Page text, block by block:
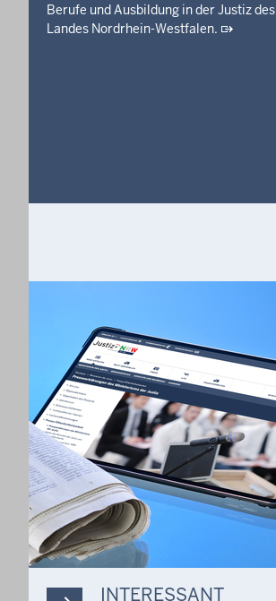
Berufe und Ausbildung in der Justiz des
Landes Nordrhein-Westfalen.
INTERESSANT